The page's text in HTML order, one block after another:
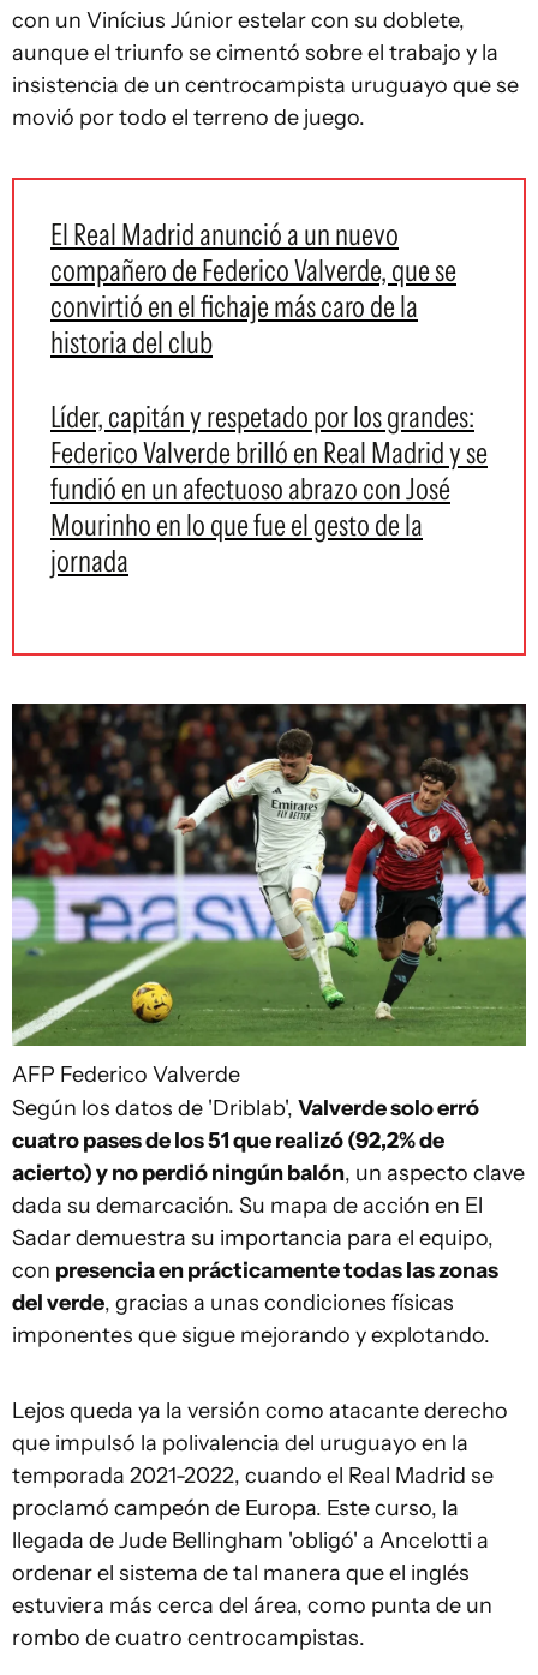
con un Vinícius Júnior estelar con su doblete,
aunque el triunfo se cimentó sobre el trabajo y la
insistencia de un centrocampista uruguayo que se
movió por todo el terreno de juego.
El Real Madrid anunció a un nuevo
compañero de Federico Valverde, que se
convirtió en el fichaje más caro de la
historia del club
Líder, capitán y respetado por los grandes:
Federico Valverde brilló en Real Madrid y se
fundió en un afectuoso abrazo con José
Mourinho en lo que fue el gesto de la
jornada
AFP Federico Valverde
Según los datos de 'Driblab', Valverde solo erró
cuatro pases de los 51 que realizó (92,2% de
acierto) y no perdió ningún balón, un aspecto clave
dada su demarcación. Su mapa de acción en El
Sadar demuestra su importancia para el equipo,
con presencia en prácticamente todas las zonas
del verde, gracias a unas condiciones físicas
imponentes que sigue mejorando y explotando.
Lejos queda ya la versión como atacante derecho
que impulsó la polivalencia del uruguayo en la
temporada 2021-2022, cuando el Real Madrid se
proclamó campeón de Europa. Este curso, la
llegada de Jude Bellingham 'obligó' a Ancelotti a
ordenar el sistema de tal manera que el inglés
estuviera más cerca del área, como punta de un
rombo de cuatro centrocampistas.